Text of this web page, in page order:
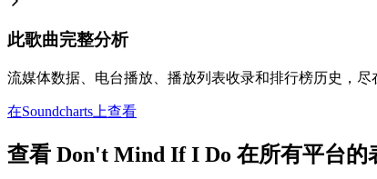
此歌曲完整分析
流媒体数据、电台播放、播放列表收录和排行榜历史，尽
在Soundcharts上查看
查看 Don't Mind If I Do 在所有平台的